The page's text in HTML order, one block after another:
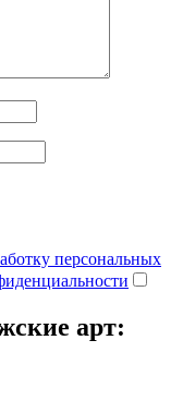
персональных
арт: